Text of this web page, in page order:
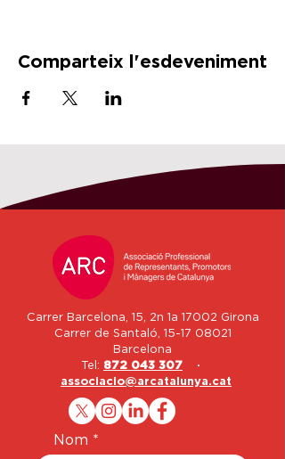
Comparteix l'esdeveniment
Carrer Barcelona, 15, 2n 1a 17002 Girona
Carrer de Santaló, 15-17 08021
Barcelona
Tel: 872 043 307 ·
associacio@arcatalunya.cat
Nom